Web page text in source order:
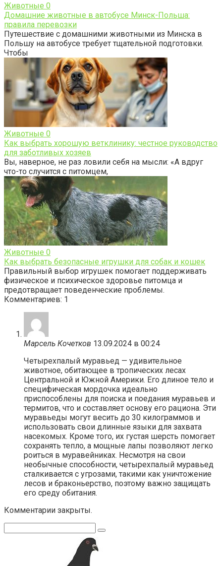
Животные 0
Домашние животные в автобусе Минск-Польша:
правила перевозки
Путешествие с домашними животными из Минска в
Польшу на автобусе требует тщательной подготовки.
Чтобы
Животные 0
Как выбрать хорошую ветклинику: честное руководство
для заботливых хозяев
Вы, наверное, не раз ловили себя на мысли: «А вдруг
что-то случится с питомцем,
Животные 0
Как выбрать безопасные игрушки для собак и кошек
Правильный выбор игрушек помогает поддерживать
физическое и психическое здоровье питомца и
предотвращает поведенческие проблемы.
Комментариев: 1
Марсель Кочетков 13.09.2024 в 00:24
Четырехпалый муравьед — удивительное
животное, обитающее в тропических лесах
Центральной и Южной Америки. Его длиное тело и
специфическая мордочка идеально
приспособлены для поиска и поедания муравьев и
термитов, что и составляет основу его рациона. Эти
муравьеды могут весить до 30 килограммов и
использовать свои длинные языки для захвата
насекомых. Кроме того, их густая шерсть помогает
сохранять тепло, а мощные лапы позволяют легко
роиться в муравейниках. Несмотря на свои
необычные способности, четырехпалый муравьед
сталкивается с угрозами, такими как уничтожение
лесов и браконьерство, поэтому важно защищать
его среду обитания.
Комментарии закрыты.